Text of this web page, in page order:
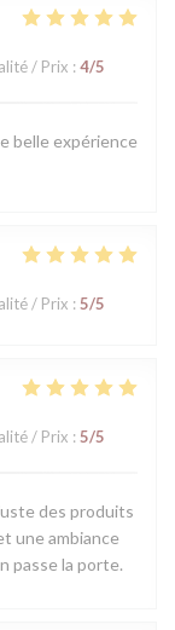
/ Prix : 4/5
belle expérience
/ Prix : 5/5
/ Prix : 5/5
des produits
une ambiance
passe la porte.